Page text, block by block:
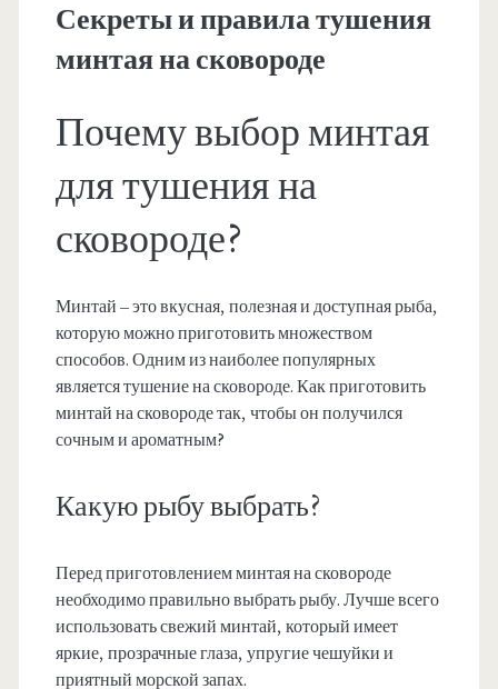
Секреты и правила тушения
минтая на сковороде
Почему выбор минтая
для тушения на
сковороде?
Минтай – это вкусная, полезная и доступная рыба,
которую можно приготовить множеством
способов. Одним из наиболее популярных
является тушение на сковороде. Как приготовить
минтай на сковороде так, чтобы он получился
сочным и ароматным?
Какую рыбу выбрать?
Перед приготовлением минтая на сковороде
необходимо правильно выбрать рыбу. Лучше всего
использовать свежий минтай, который имеет
яркие, прозрачные глаза, упругие чешуйки и
приятный морской запах.